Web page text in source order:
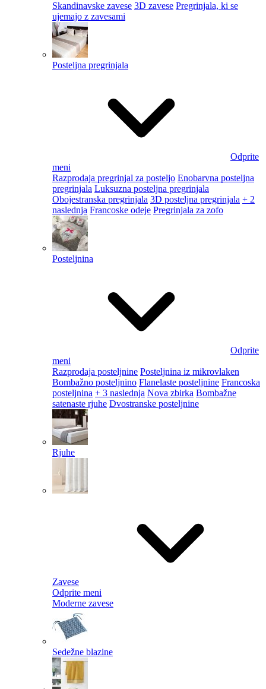
Skandinavske zavese 3D zavese Pregrinjala, ki se
ujemajo z zavesami
Posteljna pregrinjala
Odprite
meni
Razprodaja pregrinjal za posteljo Enobarvna posteljna
pregrinjala Luksuzna posteljna pregrinjala
Obojestranska pregrinjala 3D posteljna pregrinjala + 2
naslednja Francoske odeje Pregrinjala za zofo
Posteljnina
Odprite
meni
Razprodaja posteljnine Posteljnina iz mikrovlaken
Bombažno posteljnino Flanelaste posteljnine Francoska
posteljnina + 3 naslednja Nova zbirka Bombažne
satenaste rjuhe Dvostranske posteljnine
Rjuhe
Zavese
Odprite meni
Moderne zavese
Sedežne blazine